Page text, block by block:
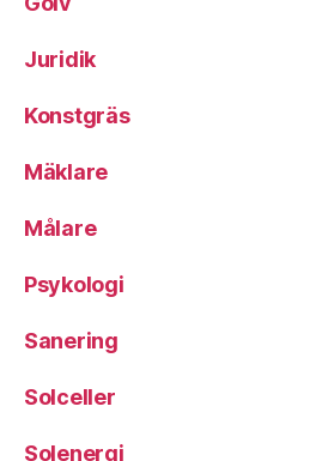
Juridik
Konstgräs
Mäklare
Målare
Psykologi
Sanering
Solceller
Solenergi